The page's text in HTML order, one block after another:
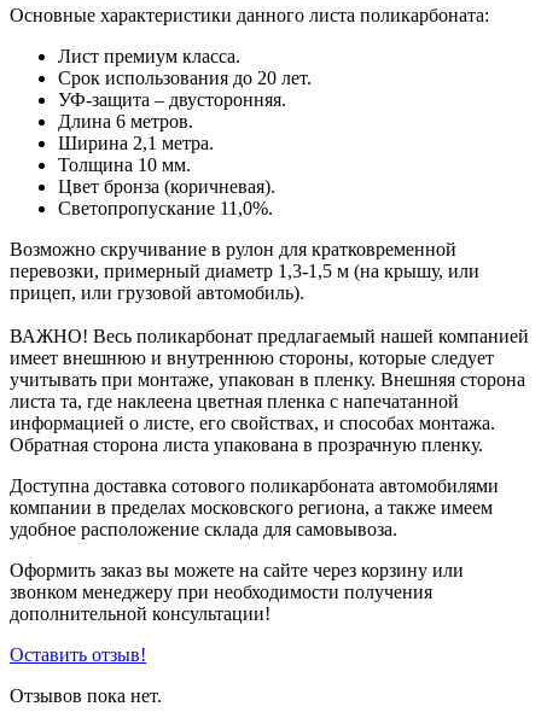
Основные характеристики данного листа поликарбоната:
Лист премиум класса.
Срок использования до 20 лет.
УФ-защита – двусторонняя.
Длина 6 метров.
Ширина 2,1 метра.
Толщина 10 мм.
Цвет бронза (коричневая).
Светопропускание 11,0%.
Возможно скручивание в рулон для кратковременной
перевозки, примерный диаметр 1,3-1,5 м (на крышу, или
прицеп, или грузовой автомобиль).
ВАЖНО! Весь поликарбонат предлагаемый нашей компанией
имеет внешнюю и внутреннюю стороны, которые следует
учитывать при монтаже, упакован в пленку. Внешняя сторона
листа та, где наклеена цветная пленка с напечатанной
информацией о листе, его свойствах, и способах монтажа.
Обратная сторона листа упакована в прозрачную пленку.
Доступна доставка сотового поликарбоната автомобилями
компании в пределах московского региона, а также имеем
удобное расположение склада для самовывоза.
Оформить заказ вы можете на сайте через корзину или
звонком менеджеру при необходимости получения
дополнительной консультации!
Оставить отзыв!
Отзывов пока нет.